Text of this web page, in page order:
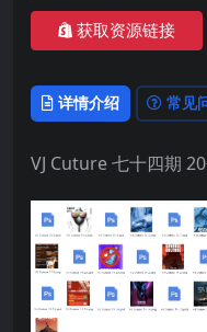
获取资源链接
详情介绍 常见
VJ Cuture 七十四期